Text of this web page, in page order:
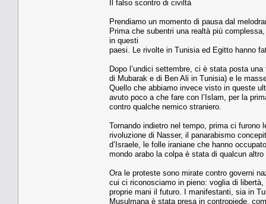
Il falso scontro di civiltà
Prendiamo un momento di pausa dal
Prima che subentri una realtà più
in questi
paesi. Le rivolte in Tunisia ed Egitto hanno
Dopo l’undici settembre, ci è stata posta
di Mubarak e di Ben Ali in Tunisia) e le
Quello che abbiamo invece visto in queste
avuto poco a che fare con l’Islam, per la
contro qualche nemico straniero.
Tornando indietro nel tempo, prima ci
rivoluzione di Nasser, il panarabismo
d’Israele, le folle iraniane che hanno
mondo arabo la colpa è stata di qualcun
Ora le proteste sono mirate contro governi
cui ci riconosciamo in pieno: voglia di
proprie mani il futuro. I manifestanti, sia in
Musulmana è stata presa in contropiede,